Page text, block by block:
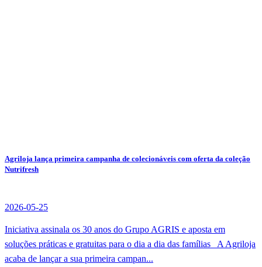
Agriloja lança primeira campanha de colecionáveis com oferta da coleção
Nutrifresh
2026-05-25
Iniciativa assinala os 30 anos do Grupo AGRIS e aposta em
soluções práticas e gratuitas para o dia a dia das famílias A Agriloja
acaba de lançar a sua primeira campan...